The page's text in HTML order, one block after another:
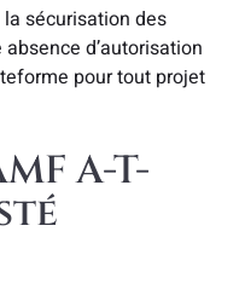
sécurisation des
d’autorisation
pour tout projet
A-T-